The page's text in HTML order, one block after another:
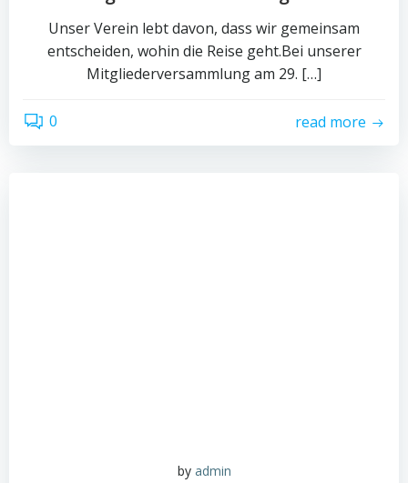
Unser Verein lebt davon, dass wir gemeinsam
entscheiden, wohin die Reise geht.Bei unserer
Mitgliederversammlung am 29. […]
0 read more
by admin